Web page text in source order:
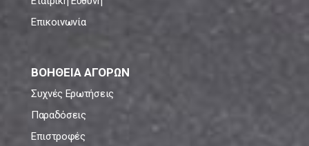
Επικοινωνία
ΒΟΗΘΕΙΑ ΑΓΟΡΩΝ
Συχνές Ερωτήσεις
Παραδόσεις
Επιστροφές